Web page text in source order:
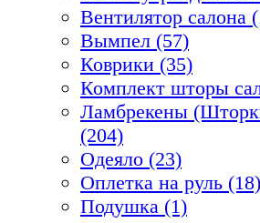
Вентилятор салона
Вымпел (57)
Коврики (35)
Комплект шторы
Ламбрекены
(204)
Одеяло (23)
Оплетка на руль (18)
Подушка (1)